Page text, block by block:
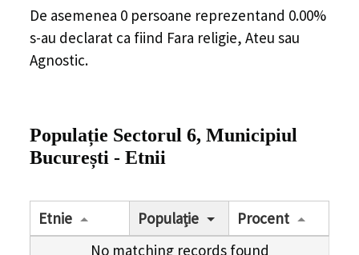
De asemenea 0 persoane reprezentand 0.00%
s-au declarat ca fiind Fara religie, Ateu sau
Agnostic.
Populație Sectorul 6, Municipiul
București - Etnii
Etnie Populație
Procent
No matching records found